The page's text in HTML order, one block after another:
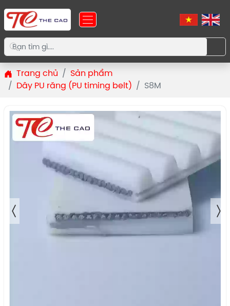
Trang chủ
Sản phẩm
Dây PU răng (PU timing belt)
S8M